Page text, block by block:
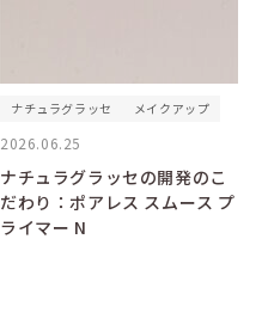
ナチュラグラッセ メイクアップ
2026.06.25
ナチュラグラッセの開発のこ
だわり：ポアレス スムース プ
ライマー N